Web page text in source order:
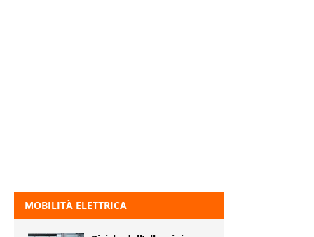
MOBILITÀ ELETTRICA